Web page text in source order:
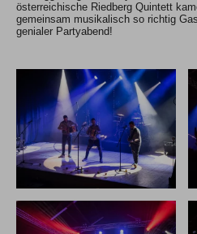
österreichische Riedberg Quintett
gemeinsam musikalisch so richtig
genialer Partyabend!